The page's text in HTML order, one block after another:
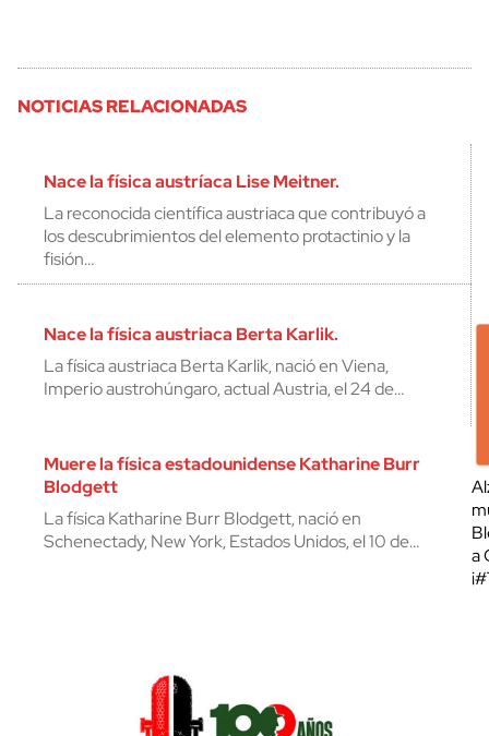
NOTICIAS RELACIONADAS
Nace la física austríaca Lise Meitner.
La reconocida científica austriaca que contribuyó a
los descubrimientos del elemento protactinio y la
fisión…
Nace la física austriaca Berta Karlik.
La física austriaca Berta Karlik, nació en Viena,
Imperio austrohúngaro, actual Austria, el 24 de…
Muere la física estadounidense Katharine Burr
Blodgett
La física Katharine Burr Blodgett, nació en
Schenectady, New York, Estados Unidos, el 10 de…
a